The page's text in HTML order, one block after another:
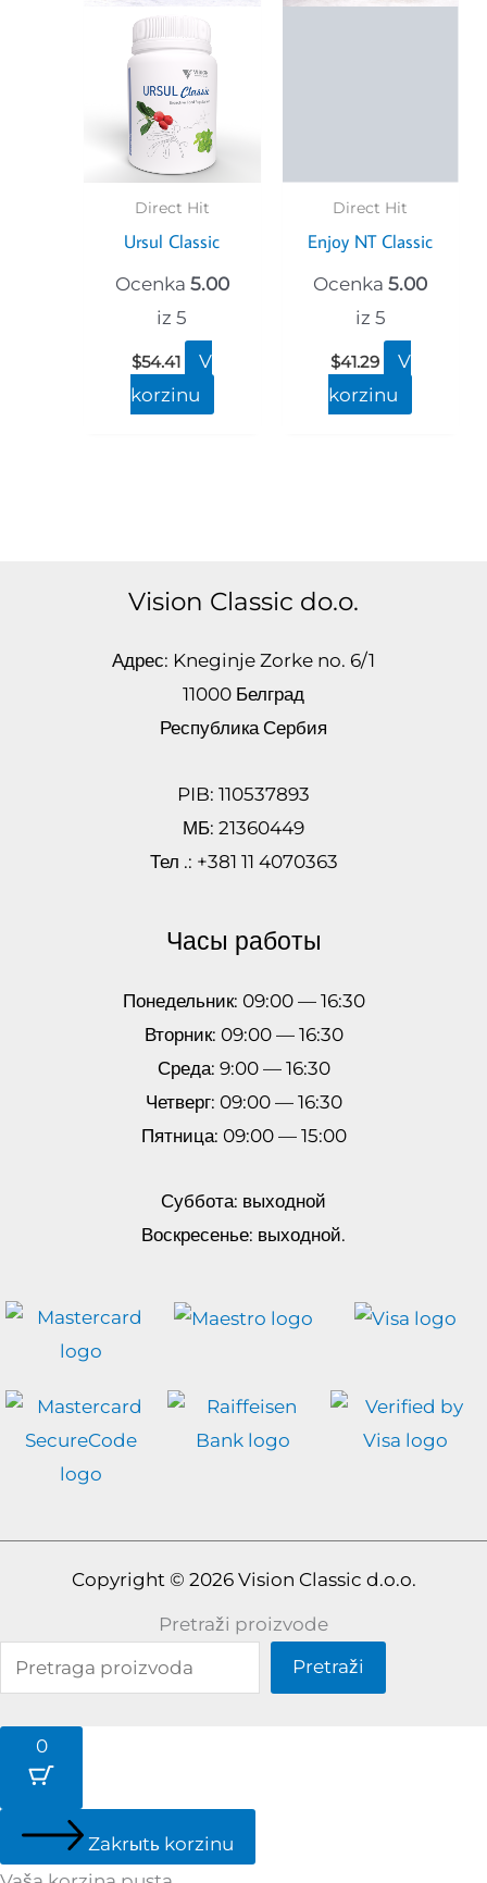
Direct Hit
Ursul Classic
Ocenka 5.00
iz 5
$54.41
V
korzinu
Direct Hit
Enjoy NT Classic
Ocenka5.00
iz 5
$41.29
V
korzinu
Vision Classic do.o.
Адрес: Kneginje Zorke no. 6/1
11000 Белград
Республика Сербия
PIB: 110537893
МБ: 21360449
Тел .: +381 11 4070363
Часы работы
Понедельник: 09:00 — 16:30
Вторник: 09:00 — 16:30
Среда: 9:00 — 16:30
Четверг: 09:00 — 16:30
Пятница: 09:00 — 15:00
Суббота: выходной
Воскресенье: выходной.
Copyright © 2026 Vision Classic d.o.o.
Pretraži proizvode
Pretraži
0
Zakrыtь korzinu